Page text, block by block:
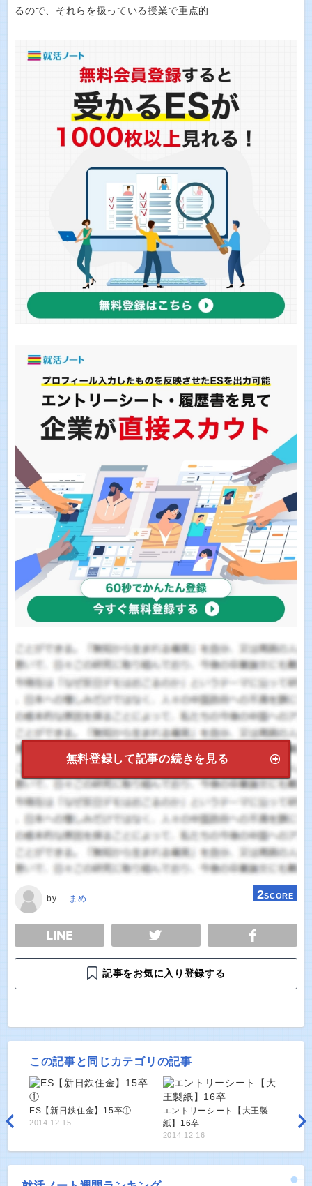
るので、それらを扱っている授業で重点的
無料登録して記事の続きを見る
by まめ 2SCORE
TWEET
記事をお気に入り登録する
この記事と同じカテゴリの記事
ES【新日鉄住金】15卒①
2014.12.15
エントリーシート【大王製
紙】16卒
2014.12.16